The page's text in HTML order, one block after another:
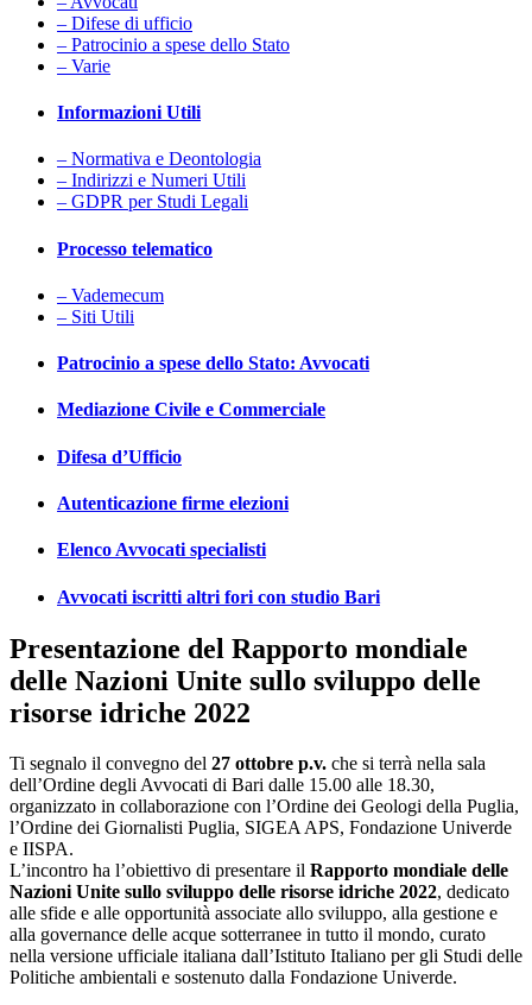
– Difese di ufficio
– Patrocinio a spese dello Stato
– Varie
Informazioni Utili
– Normativa e Deontologia
– Indirizzi e Numeri Utili
– GDPR per Studi Legali
Processo telematico
– Vademecum
– Siti Utili
Patrocinio a spese dello Stato: Avvocati
Mediazione Civile e Commerciale
Difesa d’Ufficio
Autenticazione firme elezioni
Elenco Avvocati specialisti
Avvocati iscritti altri fori con studio Bari
Presentazione del Rapporto mondiale
delle Nazioni Unite sullo sviluppo delle
risorse idriche 2022
Ti segnalo il convegno del 27 ottobre p.v. che si terrà nella sala
dell’Ordine degli Avvocati di Bari dalle 15.00 alle 18.30,
organizzato in collaborazione con l’Ordine dei Geologi della Puglia,
l’Ordine dei Giornalisti Puglia, SIGEA APS, Fondazione Univerde
e IISPA.
L’incontro ha l’obiettivo di presentare il Rapporto mondiale delle
Nazioni Unite sullo sviluppo delle risorse idriche 2022, dedicato
alle sfide e alle opportunità associate allo sviluppo, alla gestione e
alla governance delle acque sotterranee in tutto il mondo, curato
nella versione ufficiale italiana dall’Istituto Italiano per gli Studi delle
Politiche ambientali e sostenuto dalla Fondazione Univerde.